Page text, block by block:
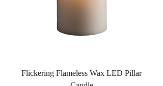
Flickering Flameless Wax LED Pillar